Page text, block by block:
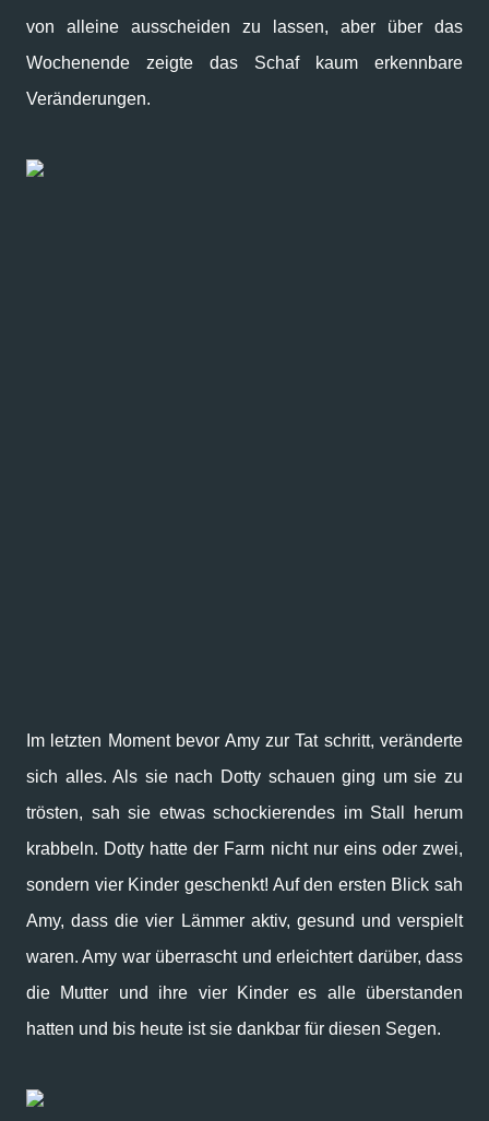
von alleine ausscheiden zu lassen, aber über das
Wochenende zeigte das Schaf kaum erkennbare
Veränderungen.
Im letzten Moment bevor Amy zur Tat schritt, veränderte
sich alles. Als sie nach Dotty schauen ging um sie zu
trösten, sah sie etwas schockierendes im Stall herum
krabbeln. Dotty hatte der Farm nicht nur eins oder zwei,
sondern vier Kinder geschenkt! Auf den ersten Blick sah
Amy, dass die vier Lämmer aktiv, gesund und verspielt
waren. Amy war überrascht und erleichtert darüber, dass
die Mutter und ihre vier Kinder es alle überstanden
hatten und bis heute ist sie dankbar für diesen Segen.